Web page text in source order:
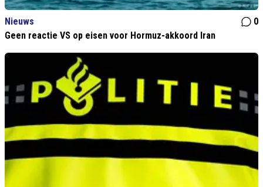
Nieuws
0
Geen reactie VS op eisen voor Hormuz-akkoord Iran